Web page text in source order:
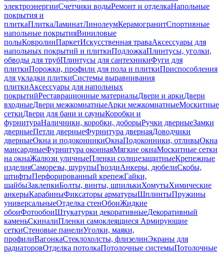
электроэнергииСчетчики водыРемонт и отделкаНапольные
покрытия и
плиткаПлиткаЛаминатЛинолеумКерамогранитСпортивные
напольные покрытияВиниловые
полыКовролинПаркетИскусственная траваАксессуары для
напольных покрытий и плиткиПодложкаПлинтусы, уголки,
обводы для трубПлинтусы для сантехникиФуги для
плиткиПорожки, профили для пола и плиткиПриспособления
для укладки плиткиСистемы выравнивания
плиткиАксессуары для напольных
покрытийРеставрационные материалыДвери и аркиДвери
входныеДвери межкомнатныеАрки межкомнатныеМоскитные
сеткиДвери для бани и сауныКоробки и
фурнитураНаличники, коробки, доборыРучки дверныеЗамки
дверныеПетли дверныеФурнитура двернаяДоводчики
дверныеОкна и подоконникиОкнаПодоконники, отливыОкна
мансардныеФурнитура оконнаяМягкие окнаМоскитные сетки
на окнаЖалюзи уличныеПленки солнцезащитныеКрепежные
изделияСаморезы, шурупыГвоздиАнкеры, дюбелиСкобы,
штифтыПерфорированный крепежГайки,
шайбыЗаклепкиБолты, винты, шпилькиХомутыХимические
анкерыКарабиныФиксаторы арматурыШплинтыПружины
универсальныеОтделка стенОбоиЖидкие
обоиФотообоиШтукатурки декоративныеДекоративный
каменьСкиналиПленки самоклеящиеся Армирующие
сеткиСтеновые панелиУголки, маяки,
профилиВагонкаСтеклохолсты, флизелинЭкраны для
радиаторовОтделка потолкаПотолочные системыПотолочные